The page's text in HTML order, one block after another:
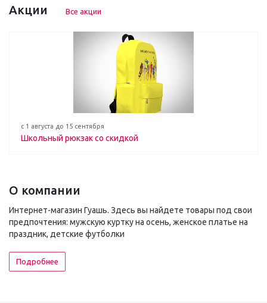
Акции Все акции
с 1 августа до 15 сентября
Школьный рюкзак со скидкой
О компании
Интернет-магазин Гуашь. Здесь вы найдете товары под свои
предпочтения: мужскую куртку на осень, женское платье на
праздник, детские футболки
Подробнее